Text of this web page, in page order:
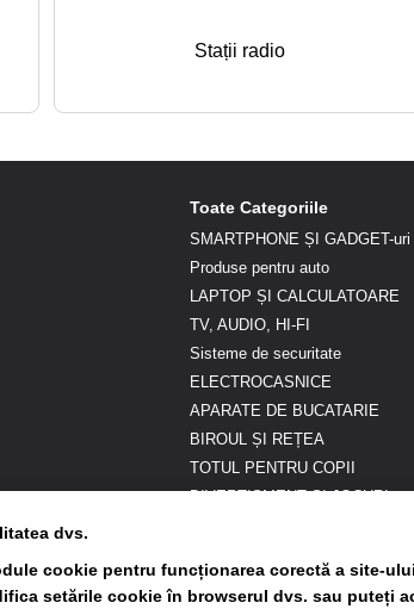
Stații radio
Toate Categoriile
SMARTPHONE ȘI GADGET-uri
Produse pentru auto
LAPTOP ȘI CALCULATOARE
TV, AUDIO, HI-FI
Sisteme de securitate
ELECTROCASNICE
APARATE DE BUCATARIE
BIROUL ȘI REȚEA
TOTUL PENTRU COPII
DIVERTISMENT ȘI JOCURI
Gradina si terasa
dvs.
cookie pentru funcționarea corectă a site-
setările cookie în browserul dvs. sau puteți